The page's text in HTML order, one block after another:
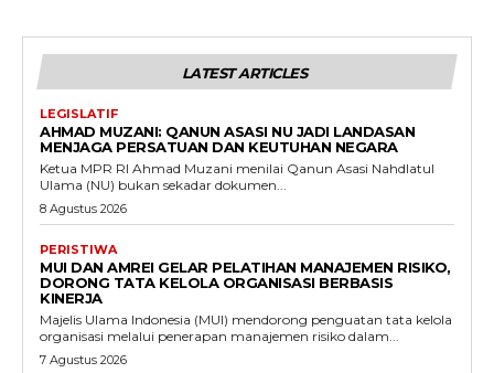
LATEST ARTICLES
LEGISLATIF
AHMAD MUZANI: QANUN ASASI NU JADI LANDASAN
MENJAGA PERSATUAN DAN KEUTUHAN NEGARA
Ketua MPR RI Ahmad Muzani menilai Qanun Asasi Nahdlatul
Ulama (NU) bukan sekadar dokumen...
8 Agustus 2026
PERISTIWA
MUI DAN AMREI GELAR PELATIHAN MANAJEMEN RISIKO,
DORONG TATA KELOLA ORGANISASI BERBASIS
KINERJA
Majelis Ulama Indonesia (MUI) mendorong penguatan tata kelola
organisasi melalui penerapan manajemen risiko dalam...
7 Agustus 2026